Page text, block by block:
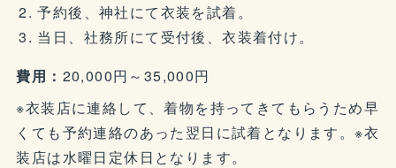
予約後、神社にて衣装を試着。
当日、社務所にて受付後、衣装着付け。
費用： 20,000円～35,000円
※衣装店に連絡して、着物を持ってきてもらうため早
くても予約連絡のあった翌日に試着となります。※衣
装店は水曜日定休日となります。